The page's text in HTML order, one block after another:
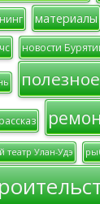
материалы
новости
полезное
театр Улан-Удэ